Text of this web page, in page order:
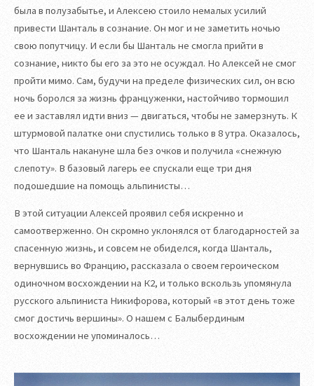
была в полузабытье, и Алексею стоило немалых усилий
привести Шанталь в сознание. Он мог и не заметить ночью
свою попутчицу. И если бы Шанталь не смогла прийти в
сознание, никто бы его за это не осуждал. Но Алексей не смог
пройти мимо. Сам, будучи на пределе физических сил, он всю
ночь боролся за жизнь француженки, настойчиво тормошил
ее и заставлял идти вниз — двигаться, чтобы не замерзнуть. К
штурмовой палатке они спустились только в 8 утра. Оказалось,
что Шанталь накануне шла без очков и получила «снежную
слепоту». В базовый лагерь ее спускали еще три дня
подошедшие на помощь альпинисты…
В этой ситуации Алексей проявил себя искренно и
самоотверженно. Он скромно уклонялся от благодарностей за
спасенную жизнь, и совсем не обиделся, когда Шанталь,
вернувшись во Францию, рассказала о своем героическом
одиночном восхождении на К2, и только вскользь упомянула
русского альпиниста Никифорова, который «в этот день тоже
смог достичь вершины». О нашем с Балыбердиным
восхождении не упоминалось…